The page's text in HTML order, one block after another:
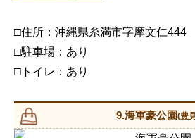
□住所：沖縄県糸満市字摩文仁444
□駐車場：あり
□トイレ：あり
9.海軍豪公園(豊